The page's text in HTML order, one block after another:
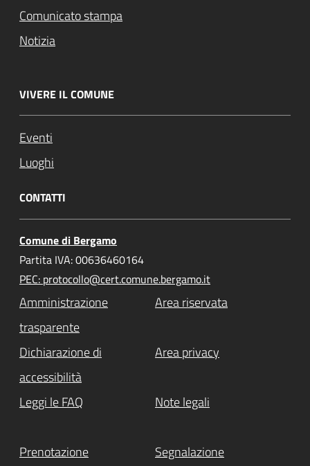
Comunicato stampa
Notizia
VIVERE IL COMUNE
Eventi
Luoghi
CONTATTI
Comune di Bergamo
Partita IVA: 00636460164
PEC: protocollo@cert.comune.bergamo.it
Amministrazione
trasparente
Area riservata
Dichiarazione di
accessibilità
Area privacy
Leggi le FAQ Note legali
Prenotazione
Segnalazione